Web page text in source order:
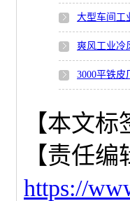
大型车间工
爽风工业
3000平铁
【本文标
【责任编
https://